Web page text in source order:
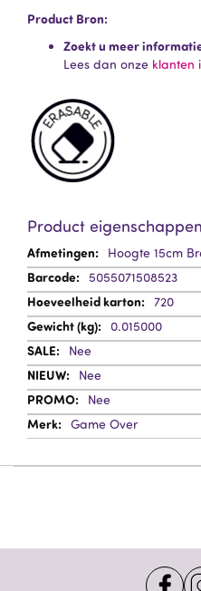
Product Bron:
Zoekt u meer
Lees dan onze klanten
Product eigenschappen
Meer
informatie
Hoogte 15cm
5055071508523
720
0.015000
Nee
Nee
Nee
Game Over